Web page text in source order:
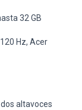
32 GB
Hz, Acer
altavoces